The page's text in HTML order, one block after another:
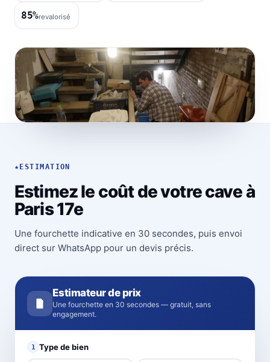
85%revalorisé
★ ESTIMATION
Estimez le coût de votre cave à
Paris 17e
Une fourchette indicative en 30 secondes, puis envoi
direct sur WhatsApp pour un devis précis.
Estimateur de prix
Une fourchette en 30 secondes — gratuit, sans
engagement.
1 Type de bien